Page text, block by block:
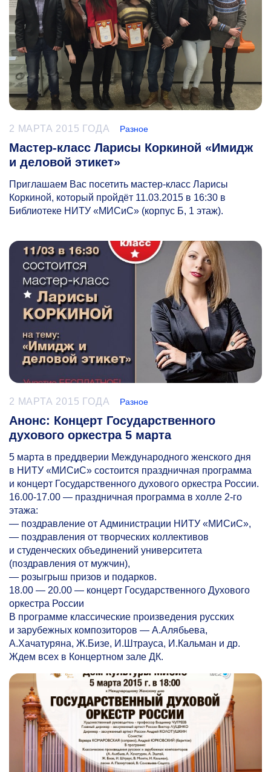
2 МАРТА 2015 ГОДА Разное
Мастер-класс Ларисы Коркиной «Имидж
и деловой этикет»
Приглашаем Вас посетить мастер-класс Ларисы
Коркиной, который пройдёт 11.03.2015 в 16:30 в
Библиотеке НИТУ «МИСиС» (корпус Б, 1 этаж).
2 МАРТА 2015 ГОДА Разное
Анонс: Концерт Государственного
духового оркестра 5 марта
5 марта в преддверии Международного женского дня
в НИТУ «МИСиС» состоится праздничная программа
и концерт Государственного духового оркестра России.
16.00-17.00 — праздничная программа в холле 2-го
этажа:
— поздравление от Администрации НИТУ «МИСиС»,
— поздравления от творческих коллективов
и студенческих объединений университета
(поздравления от мужчин),
— розыгрыш призов и подарков.
18.00 — 20.00 — концерт Государственного Духового
оркестра России
В программе классические произведения русских
и зарубежных композиторов — А.Алябьева,
А.Хачатуряна, Ж.Бизе, И.Штрауса, И.Кальман и др.
Ждем всех в Концертном зале ДК.